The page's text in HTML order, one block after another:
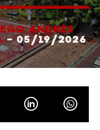
ANDRÉS
- 05/19/2026